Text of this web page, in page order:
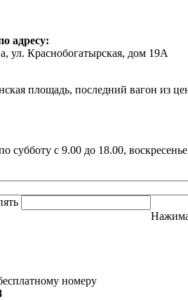
адресу:
ул. Краснобогатырская, дом 19А
площадь, последний вагон из
субботу с 9.00 до 18.00,
номеру